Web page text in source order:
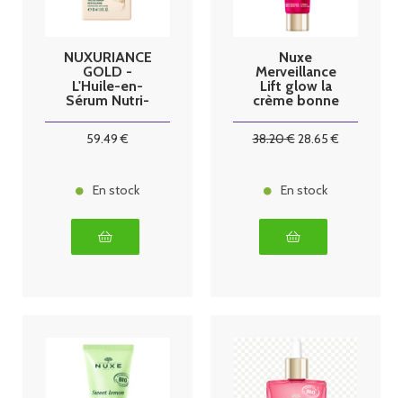
NUXURIANCE
GOLD -
L'Huile-en-
Sérum Nutri-
Peaux Sèches,
59.49 €
En stock
Nuxe
Merveillance
Lift glow la
crème bonne
38.20€28.65€
En stock